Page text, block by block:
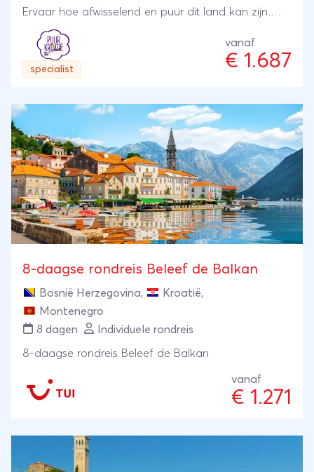
Ervaar hoe afwisselend en puur dit land kan zijn.
Precies die plekken die je niet snel zelf vindt. Wel
waar je achteraf het langst over napraat.
specialist
vanaf
€ 1.687
8-daagse rondreis Beleef de Balkan
Bosnië Herzegovina, Kroatië,
Montenegro
8 dagen
Individuele rondreis
8-daagse rondreis Beleef de Balkan
vanaf
€ 1.271